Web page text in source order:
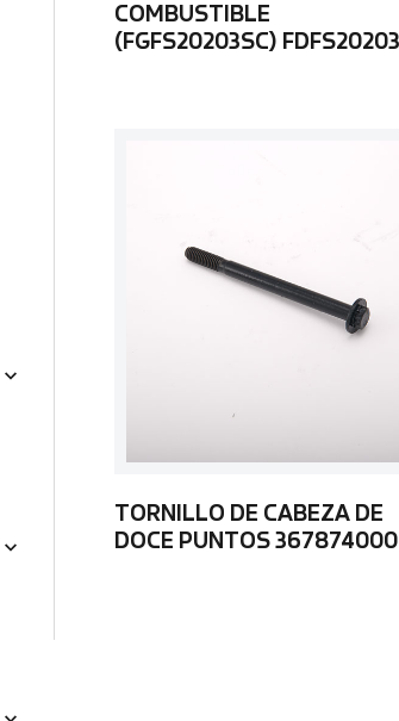
COMBUSTIBLE
(FGFS20203SC) FDFS20203
TORNILLO DE CABEZA DE
DOCE PUNTOS 367874000